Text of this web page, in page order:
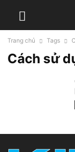
Trang chủ Tags
Cách sử